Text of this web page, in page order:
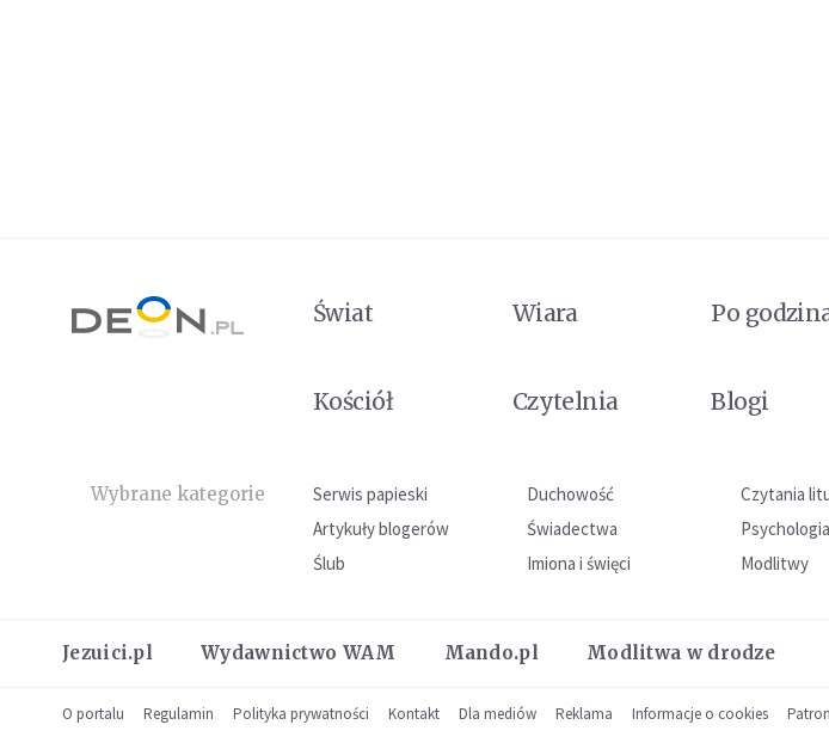
Świat Wiara Po
Kościół
Czytelnia Blogi
Wybrane kategorie Serwis papieski Duchowość Czytania
Artykuły blogerów
Świadectwa
Ślub
Imiona i święci Modlitwy
Jezuici.pl Wydawnictwo WAM Mando.pl Modlitwa w drodze
O portalu Regulamin Polityka prywatności Kontakt Dla mediów Reklama Informacje o cookies